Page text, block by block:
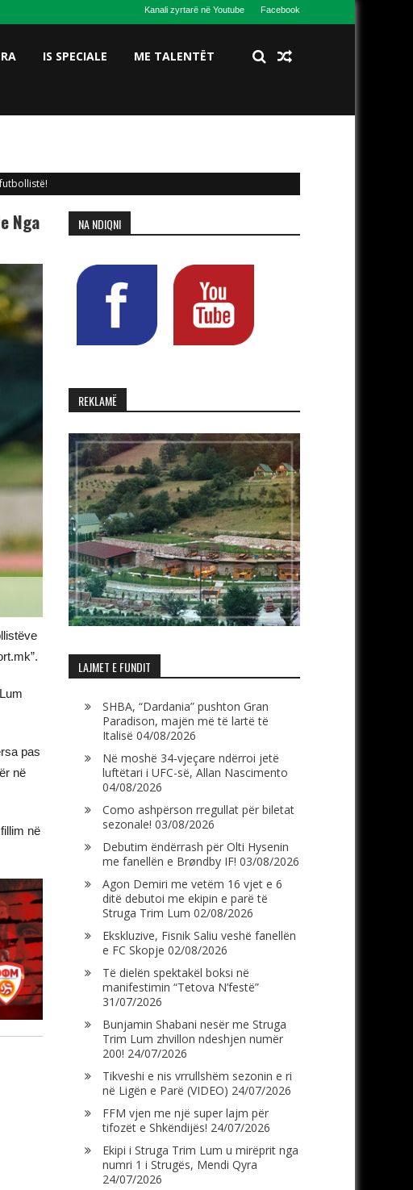
Kanali zyrtarë në Youtube Facebook
IS SPECIALE ME TALENTËT
Nga
pas
në
në
NA NDIQNI
REKLAMË
LAJMET E FUNDIT
SHBA, “Dardania” pushton Gran
Paradison, majën më të lartë të
Italisë 04/08/2026
Në moshë 34-vjeçare ndërroi jetë
luftëtari i UFC-së, Allan Nascimento
04/08/2026
Como ashpërson rregullat për biletat
sezonale! 03/08/2026
Debutim ëndërrash për Olti Hysenin
me fanellën e Brøndby IF! 03/08/2026
Agon Demiri me vetëm 16 vjet e 6
ditë debutoi me ekipin e parë të
Struga Trim Lum 02/08/2026
Ekskluzive, Fisnik Saliu veshë fanellën
e FC Skopje 02/08/2026
Të dielën spektakël boksi në
manifestimin “Tetova N’festë”
31/07/2026
Bunjamin Shabani nesër me Struga
Trim Lum zhvillon ndeshjen numër
200! 24/07/2026
Tikveshi e nis vrrullshëm sezonin e ri
në Ligën e Parë (VIDEO) 24/07/2026
FFM vjen me një super lajm për
tifozët e Shkëndijës! 24/07/2026
Ekipi i Struga Trim Lum u mirëprit nga
numri 1 i Strugës, Mendi Qyra
24/07/2026